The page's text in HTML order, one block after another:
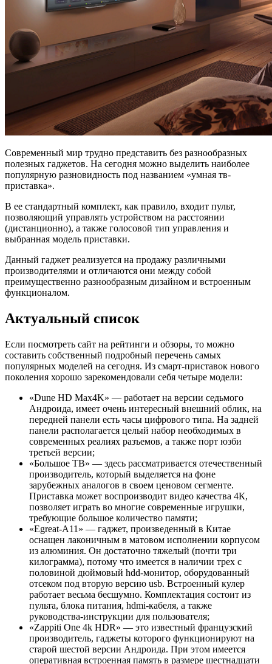
Современный мир трудно представить без разнообразных
полезных гаджетов. На сегодня можно выделить наиболее
популярную разновидность под названием «умная тв-
приставка».
В ее стандартный комплект, как правило, входит пульт,
позволяющий управлять устройством на расстоянии
(дистанционно), а также голосовой тип управления и
выбранная модель приставки.
Данный гаджет реализуется на продажу различными
производителями и отличаются они между собой
преимущественно разнообразным дизайном и встроенным
функционалом.
Актуальный список
Если посмотреть сайт на рейтинги и обзоры, то можно
составить собственный подробный перечень самых
популярных моделей на сегодня. Из смарт-приставок нового
поколения хорошо зарекомендовали себя четыре модели:
«Dune HD Max4K» — работает на версии седьмого
Андроида, имеет очень интересный внешний облик, на
передней панели есть часы цифрового типа. На задней
панели располагается целый набор необходимых в
современных реалиях разъемов, а также порт юзби
третьей версии;
«Большое ТВ» — здесь рассматривается отечественный
производитель, который выделяется на фоне
зарубежных аналогов в своем ценовом сегменте.
Приставка может воспроизводит видео качества 4К,
позволяет играть во многие современные игрушки,
требующие большое количество памяти;
«Egreat-A11» — гаджет, произведенный в Китае
оснащен лаконичным в матовом исполнении корпусом
из алюминия. Он достаточно тяжелый (почти три
килограмма), потому что имеется в наличии трех с
половиной дюймовый hdd-монитор, оборудованный
отсеком под вторую версию usb. Встроенный кулер
работает весьма бесшумно. Комплектация состоит из
пульта, блока питания, hdmi-кабеля, а также
руководства-инструкции для пользователя;
«Zappiti One 4k HDR» — это известный французский
производитель, гаджеты которого функционируют на
старой шестой версии Андроида. При этом имеется
оперативная встроенная память в размере шестнадцати